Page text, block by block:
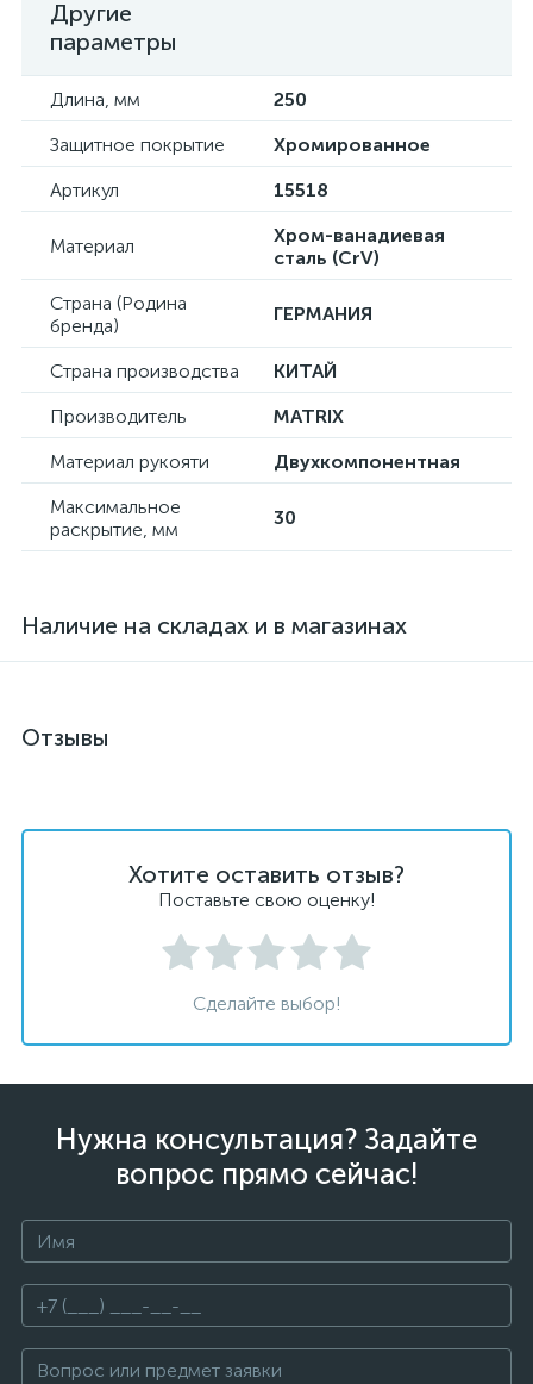
Другие
параметры
Длина, мм
250
Защитное покрытие
Хромированное
Артикул
15518
Материал
Хром-ванадиевая
сталь (CrV)
Страна (Родина
бренда)
ГЕРМАНИЯ
Страна производства
КИТАЙ
Производитель
MATRIX
Материал рукояти
Двухкомпонентная
Максимальное
раскрытие, мм
30
Наличие на складах и в магазинах
Отзывы
Хотите оставить отзыв?
Поставьте свою оценку!
Сделайте выбор!
Нужна консультация? Задайте
вопрос прямо сейчас!